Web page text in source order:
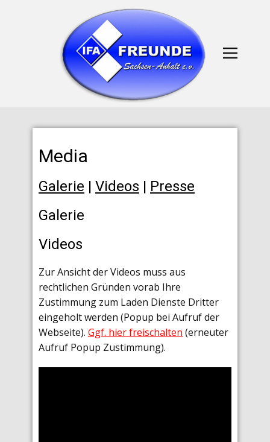
Media
Galerie | Videos | Presse
Galerie
Videos
Zur Ansicht der Videos muss aus
rechtlichen Gründen vorab Ihre
Zustimmung zum Laden Dienste Dritter
eingeholt werden (Popup bei Aufruf der
Webseite). Ggf. hier freischalten (erneuter
Aufruf Popup Zustimmung).